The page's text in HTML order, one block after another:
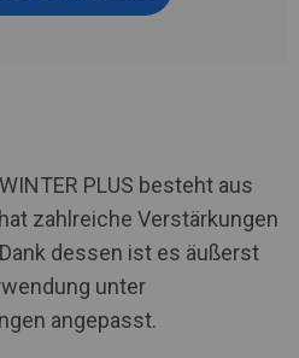
PLUS besteht aus
zahlreiche Verstärkungen
dessen ist es äußerst
unter
angepasst.